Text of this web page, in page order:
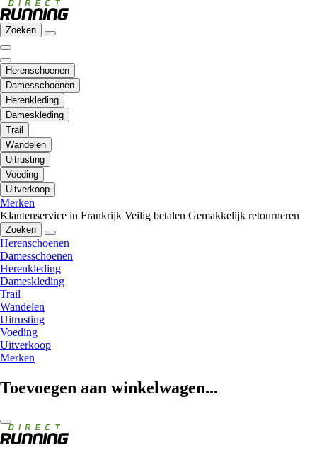
Zoeken
Herenschoenen
Damesschoenen
Herenkleding
Dameskleding
Trail
Wandelen
Uitrusting
Voeding
Uitverkoop
Merken
Klantenservice in Frankrijk Veilig betalen Gemakkelijk retourneren
Zoeken
Herenschoenen
Damesschoenen
Herenkleding
Dameskleding
Trail
Wandelen
Uitrusting
Voeding
Uitverkoop
Merken
Toevoegen aan winkelwagen...